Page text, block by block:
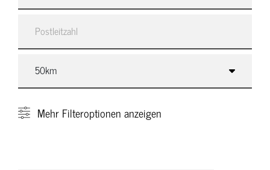
Mehr Filteroptionen anzeigen